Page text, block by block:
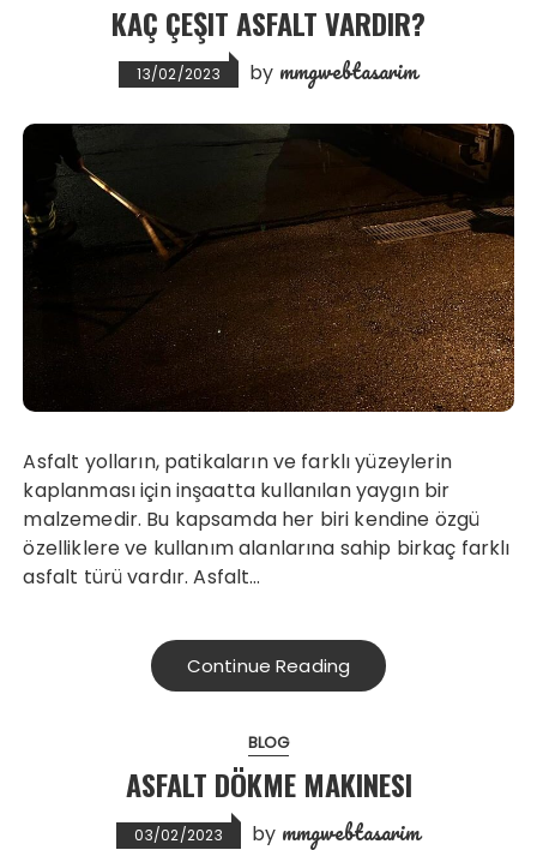
KAÇ ÇEŞIT ASFALT VARDIR?
13/02/2023 by mmgwebtasarim
Asfalt yolların, patikaların ve farklı yüzeylerin
kaplanması için inşaatta kullanılan yaygın bir
malzemedir. Bu kapsamda her biri kendine özgü
özelliklere ve kullanım alanlarına sahip birkaç farklı
asfalt türü vardır. Asfalt…
Continue Reading
BLOG
ASFALT DÖKME MAKINESI
03/02/2023 by mmgwebtasarim